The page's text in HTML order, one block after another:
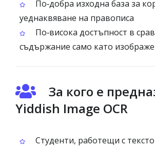
По‑добра изходна база за
уеднаквяване на правописа
По‑висока достъпност в
съдържание само като
За кого е
Yiddish Image OCR
Студенти, работещи с